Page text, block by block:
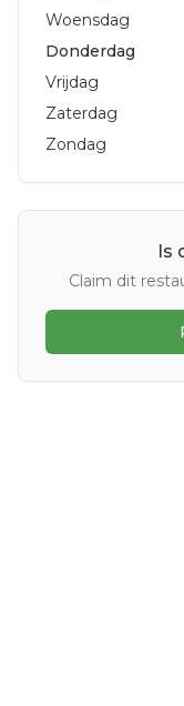
Woensdag
Donderdag
Vrijdag
Zaterdag
Zondag
Is
Claim dit